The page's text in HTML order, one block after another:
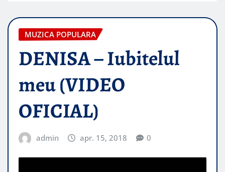
MUZICA POPULARA
DENISA – Iubitelul
meu (VIDEO
OFICIAL)
admin apr. 15, 2018 0